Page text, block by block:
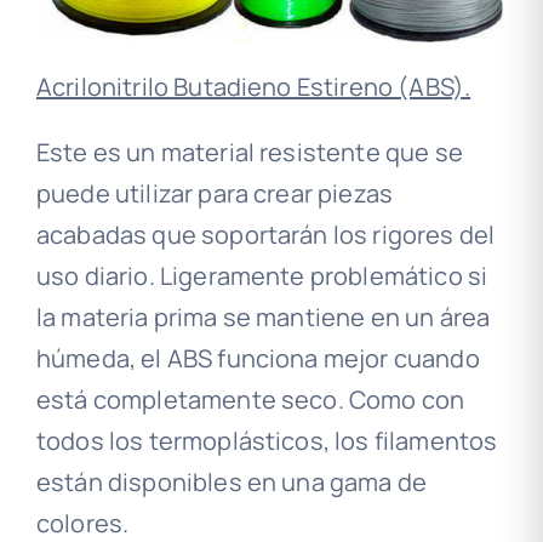
Acrilonitrilo Butadieno Estireno (ABS).
Este es un material resistente que se
puede utilizar para crear piezas
acabadas que soportarán los rigores del
uso diario. Ligeramente problemático si
la materia prima se mantiene en un área
húmeda, el ABS funciona mejor cuando
está completamente seco. Como con
todos los termoplásticos, los filamentos
están disponibles en una gama de
colores.